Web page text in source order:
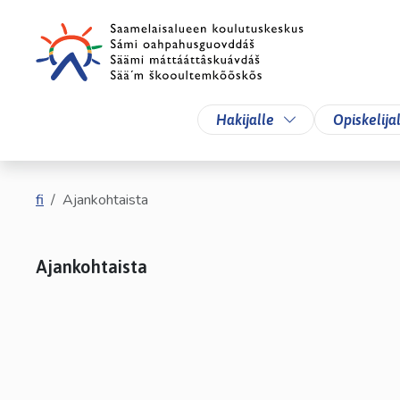
Siirry pääsisältöön Siirry päävalikkoon
Hakijalle Vaihda
fi Ajankohtaista
Ajankohtaista